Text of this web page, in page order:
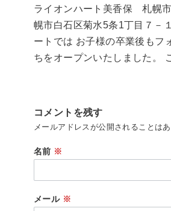
ライオンハート美香保 札幌
幌市白石区菊水5条1丁目７－
ートでは お子様の卒業後もフ
ちをオープンいたしました。
コメントを残す
メールアドレスが公開されることはあ
名前 ※
メール ※